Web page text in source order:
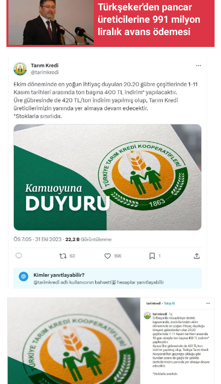
Türkşeker'den pancar
üreticilerine 991 milyon
liralık avans ödemesi